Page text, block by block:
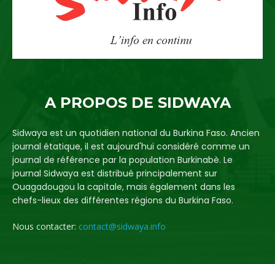
A PROPOS DE SIDWAYA
Sidwaya est un quotidien national du Burkina Faso. Ancien
journal étatique, il est aujourd'hui considéré comme un
journal de référence par la population Burkinabè. Le
journal Sidwaya est distribué principalement sur
Ouagadougou la capitale, mais également dans les
chefs-lieux des différentes régions du Burkina Faso.
Nous contacter: contact@sidwaya.info